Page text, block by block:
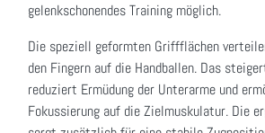
gelenkschonendes Training möglich.
Die speziell geformten Griffflächen
den Fingern auf die Handballen. Das
reduziert Ermüdung der Unterarme und
Fokussierung auf die Zielmuskulatur. Die